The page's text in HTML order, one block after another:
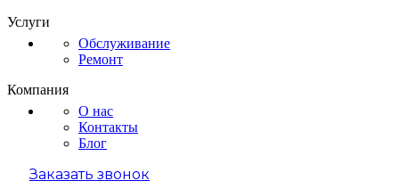
Услуги
Обслуживание
Ремонт
Компания
О нас
Контакты
Блог
Заказать звонок